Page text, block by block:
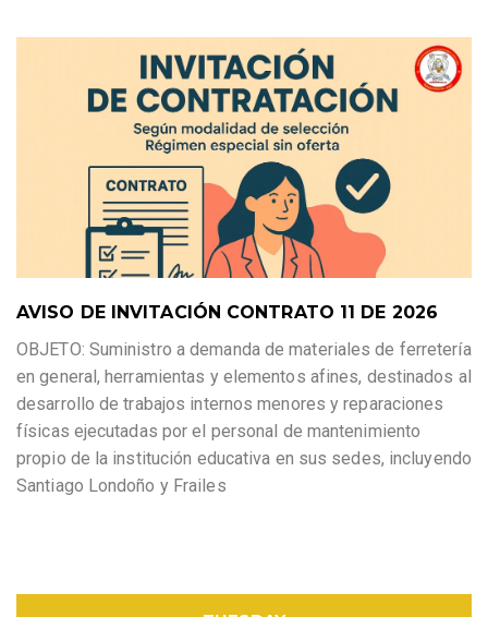
AVISO DE INVITACIÓN CONTRATO 11 DE 2026
OBJETO: Suministro a demanda de materiales de ferretería
en general, herramientas y elementos afines, destinados al
desarrollo de trabajos internos menores y reparaciones
físicas ejecutadas por el personal de mantenimiento
propio de la institución educativa en sus sedes, incluyendo
Santiago Londoño y Frailes